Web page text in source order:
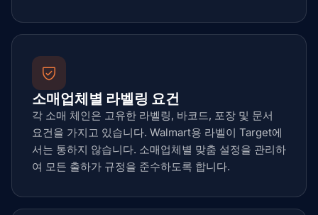
소매업체별 라벨링 요건
각 소매 체인은 고유한 라벨링, 바코드, 포장 및 문서
요건을 가지고 있습니다. Walmart용 라벨이 Target에
서는 통하지 않습니다. 소매업체별 맞춤 설정을 관리하
여 모든 출하가 규정을 준수하도록 합니다.